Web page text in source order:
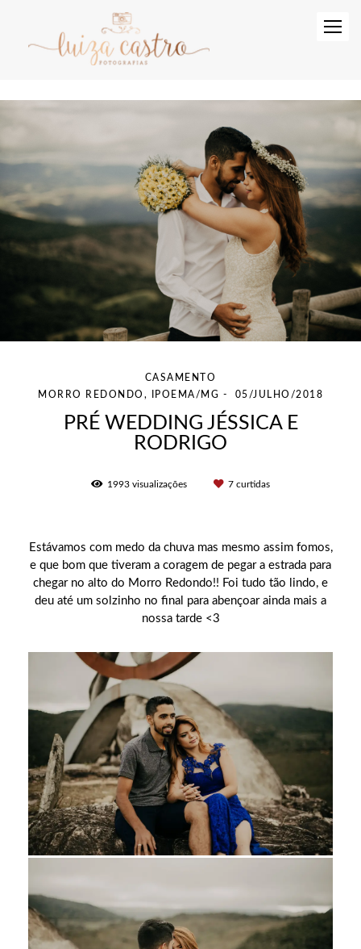
CASAMENTO
MORRO REDONDO, IPOEMA/MG
05/JULHO/2018
PRÉ WEDDING JÉSSICA E
RODRIGO
1993 visualizações 7 curtidas
Estávamos com medo da chuva mas mesmo assim fomos,
e que bom que tiveram a coragem de pegar a estrada para
chegar no alto do Morro Redondo!! Foi tudo tão lindo, e
deu até um solzinho no final para abençoar ainda mais a
nossa tarde <3